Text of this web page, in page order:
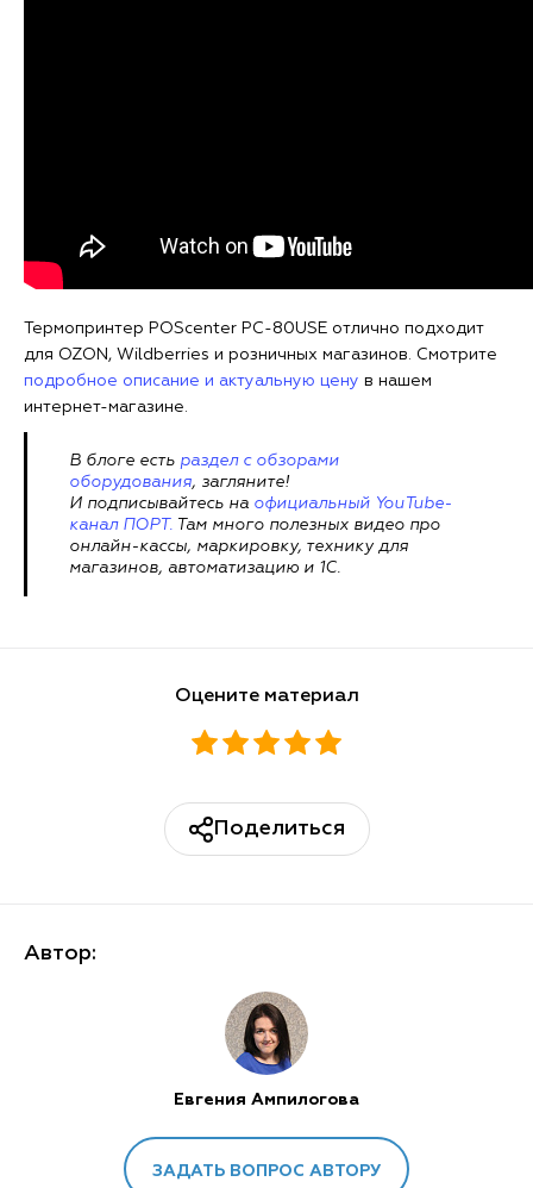
Термопринтер POScenter PC-80USE отлично подходит
для OZON, Wildberries и розничных магазинов. Смотрите
подробное описание и актуальную цену в нашем
интернет-магазине.
В блоге есть раздел с обзорами
оборудования, загляните!
И подписывайтесь на официальный YouTube-
канал ПОРТ. Там много полезных видео про
онлайн-кассы, маркировку, технику для
магазинов, автоматизацию и 1С.
Оцените материал
Поделиться
Автор:
Евгения Ампилогова
ЗАДАТЬ ВОПРОС АВТОРУ